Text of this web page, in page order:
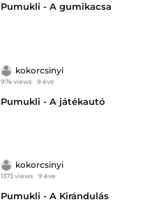
Pumukli - A gumikacsa
kokorcsinyi
974 views 9 éve
Pumukli - A játékautó
kokorcsinyi
1373 views 9 éve
Pumukli - A Kirándulás